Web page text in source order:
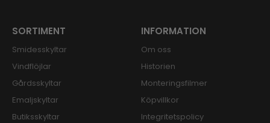
SORTIMENT
Smidesskyltar
Vindflöjlar
Gårdsskyltar
Emaljskyltar
Butiksskyltar
INFORMATION
Om oss
Historien
Monteringsfilmer
Köpvillkor
Integritetspolicy